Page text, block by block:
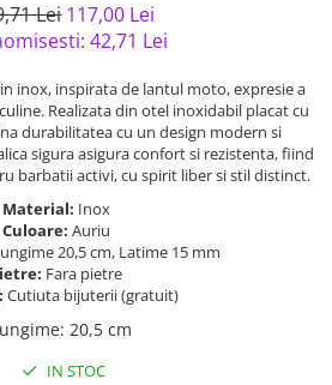
Lei 117,00 Lei
42,71 Lei
inox, inspirata de lantul moto, expresie a
Realizata din otel inoxidabil placat cu
durabilitatea cu un design modern si
sigura asigura confort si rezistenta, fiind
barbatii activi, cu spirit liber si stil distinct.
Material: Inox
Culoare: Auriu
20,5 cm, Latime 15 mm
Fara pietre
Cutiuta bijuterii (gratuit)
: 20,5 cm
IN STOC